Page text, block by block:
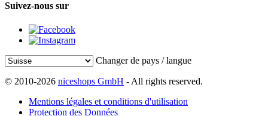
Suivez-nous sur
Changer de pays / langue
© 2010-2026 niceshops GmbH - All rights reserved.
Mentions légales et conditions d'utilisation
Protection des Données